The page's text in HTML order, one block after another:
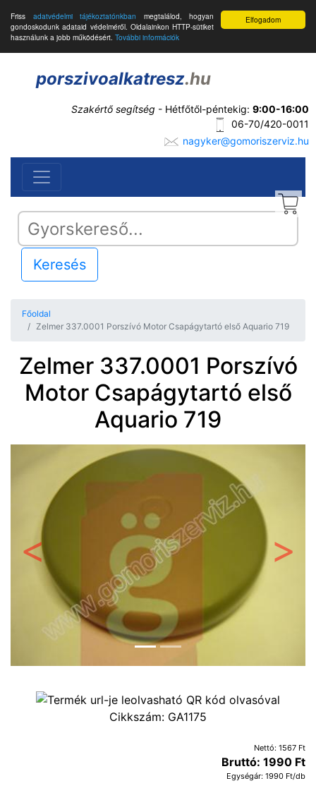
Elfogadom
Friss adatvédelmi tájékoztatónkban megtalálod, hogyan
gondoskodunk adataid védelméről. Oldalainkon HTTP-sütiket
használunk a jobb működésért. További információk
porszivoalkatresz.hu
Szakértő segítség - Hétfőtől-péntekig: 9:00-16:00
06-70/420-0011
nagyker@gomoriszerviz.hu
Keresés
Főoldal
Zelmer 337.0001 Porszívó Motor Csapágytartó első Aquario 719
Zelmer 337.0001 Porszívó
Motor Csapágytartó első
Aquario 719
Előző
Cikkszám: GA1175
Nettó: 1567 Ft
Bruttó: 1990 Ft
Egységár: 1990 Ft/db